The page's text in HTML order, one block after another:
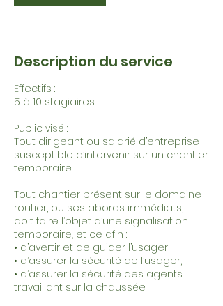
i
e
Description du service
Effectifs :
5 à 10 stagiaires
Public visé :
Tout dirigeant ou salarié d’entreprise
susceptible d’intervenir sur un chantier
temporaire
Tout chantier présent sur le domaine
routier, ou ses abords immédiats,
doit faire l’objet d’une signalisation
temporaire, et ce afin :
• d’avertir et de guider l’usager,
• d’assurer la sécurité de l’usager,
• d’assurer la sécurité des agents
travaillant sur la chaussée